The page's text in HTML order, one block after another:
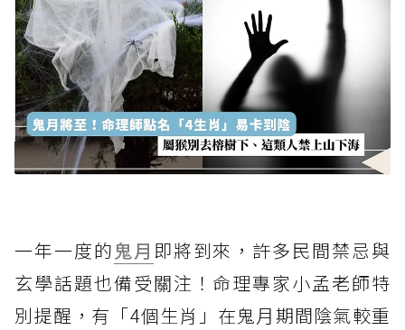
一年一度的鬼月 即將到來，許多民間禁忌與
玄學話題也備受關注！命理專家小孟老師特
別提醒，有「4個生肖」在鬼月期間陰氣較重